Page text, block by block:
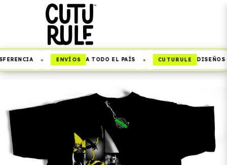
ENVÍOS A TODO EL PAÍS CUTURULE DISEÑOS